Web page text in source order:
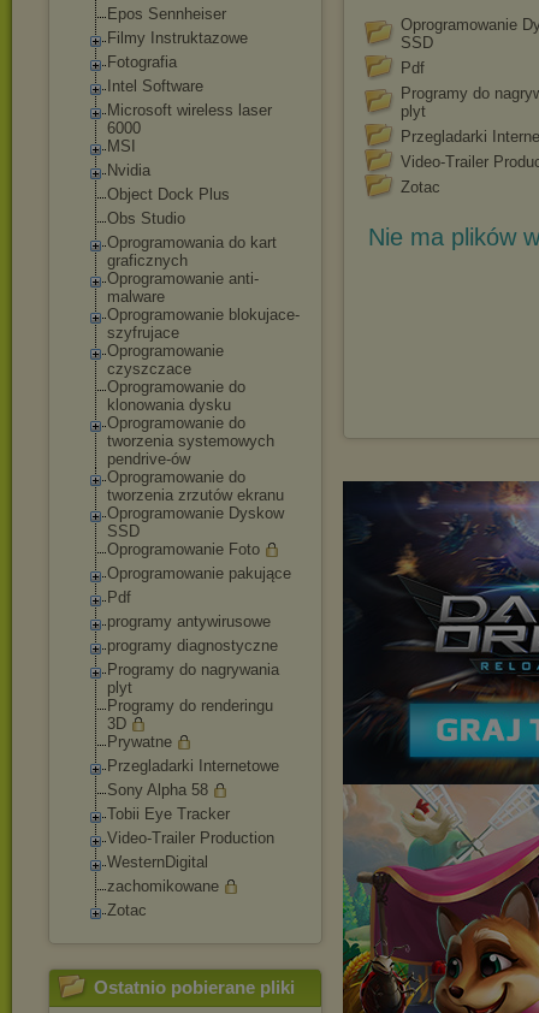
Epos Sennheiser
Filmy Instruktazowe
Fotografia
Intel Software
Microsoft wireless laser
6000
MSI
Nvidia
Object Dock Plus
Obs Studio
Oprogramowania do kart
graficznych
Oprogramowanie anti-
malware
Oprogramowanie blokujace-
szyfrujace
Oprogramowanie
czyszczace
Oprogramowanie do
klonowania dysku
Oprogramowanie do
tworzenia systemowych
pendrive-ów
Oprogramowanie do
tworzenia zrzutów ekranu
Oprogramowanie Dyskow
SSD
Oprogramowanie Foto
Oprogramowanie pakujące
Pdf
programy antywirusowe
programy diagnostyczne
Programy do nagrywania
plyt
Programy do renderingu
3D
Prywatne
Przegladarki Internetowe
Sony Alpha 58
Tobii Eye Tracker
Video-Trailer Production
WesternDigital
zachomikowane
Zotac
Ostatnio pobierane pliki
Oprogramowanie
SSD
Pdf
Programy do
plyt
Przegladarki
Video-Trailer
Zotac
Nie ma plików